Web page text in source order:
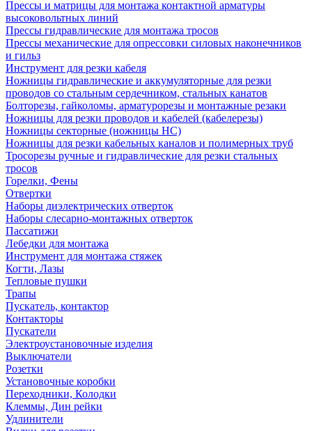
Прессы и матрицы для монтажа контактной арматуры
высоковольтных линий
Прессы гидравлические для монтажа тросов
Прессы механические для опрессовки силовых наконечников
и гильз
Инструмент для резки кабеля
Ножницы гидравлические и аккумуляторные для резки
проводов со стальным сердечником, стальных канатов
Болторезы, гайколомы, арматурорезы и монтажные резаки
Ножницы для резки проводов и кабелей (кабелерезы)
Ножницы секторные (ножницы НС)
Ножницы для резки кабельных каналов и полимерных труб
Тросорезы ручные и гидравлические для резки стальных
тросов
Горелки, Фены
Отвертки
Наборы диэлектрических отверток
Наборы слесарно-монтажных отверток
Пассатижи
Лебедки для монтажа
Инструмент для монтажа стяжек
Когти, Лазы
Тепловые пушки
Трапы
Пускатель, контактор
Контакторы
Пускатели
Электроустановочные изделия
Выключатели
Розетки
Установочные коробки
Переходники, Колодки
Клеммы, Дин рейки
Удлинители